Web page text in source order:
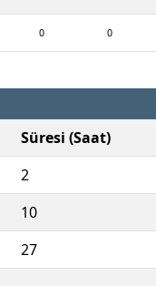
0 0
Süresi (Saat)
2
10
27